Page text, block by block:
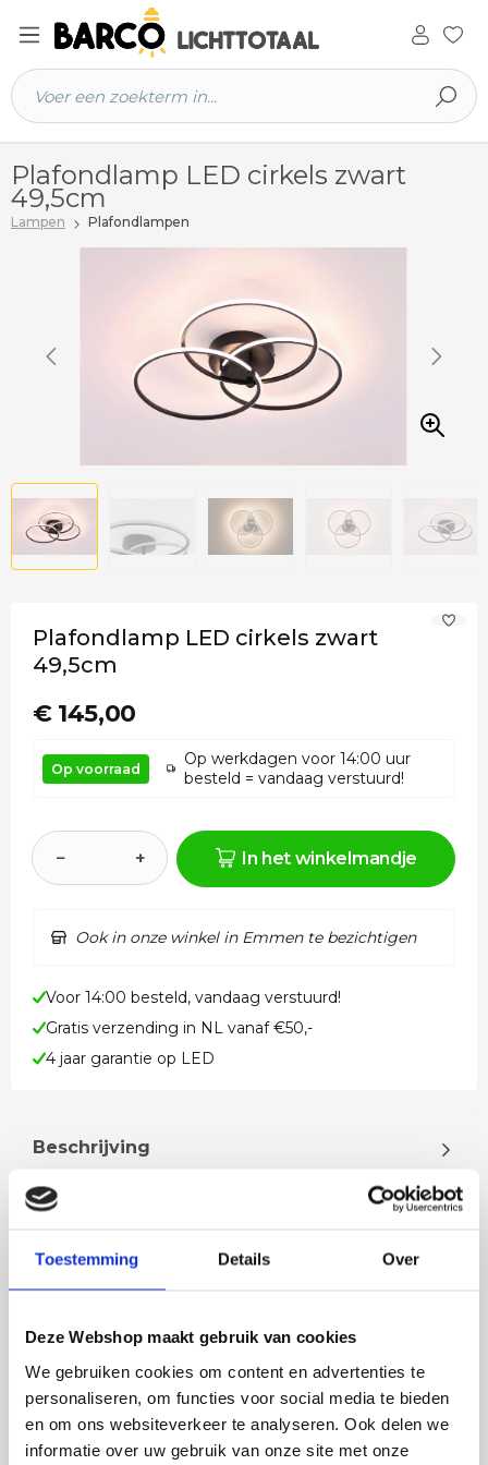
Toestemming Details Over
Deze Webshop maakt gebruik van cookies
We gebruiken cookies om content en advertenties te
personaliseren, om functies voor social media te bieden
en om ons websiteverkeer te analyseren. Ook delen we
informatie over uw gebruik van onze site met onze
hoofdinhoud
Plafondlamp LED cirkels zwart
49,5cm
Lampen Plafondlampen
Plafondlamp LED cirkels zwart
49,5cm
€ 145,00
Op voorraad
Op werkdagen voor 14:00 uur
besteld = vandaag verstuurd!
− + In het winkelmandje
Ook in onze winkel in Emmen te bezichtigen
Voor 14:00 besteld, vandaag verstuurd!
Gratis verzending in NL vanaf €50,-
4 jaar garantie op LED
Beschrijving
Plafondlamp LED cirkels zwart Plafondlamp is incl.
3 x 7 watt LED Dit is te vergelijken met 3 x 60 watt
Rian
Anne